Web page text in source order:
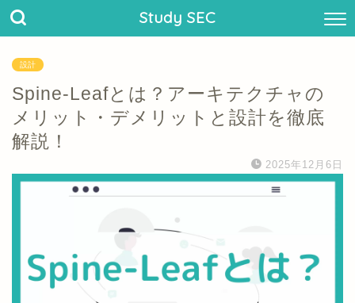
Study SEC
設計
Spine-Leafとは？アーキテクチャの
メリット・デメリットと設計を徹底
解説！
2025年12月6日